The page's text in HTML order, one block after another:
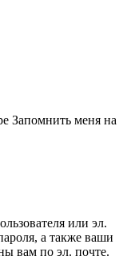
Запомнить меня на
или эл.
а также ваши
вам по эл. почте.